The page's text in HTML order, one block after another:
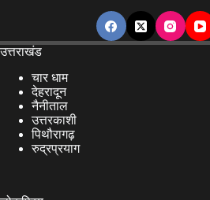
उत्तराखंड
चार धाम
देहरादून
नैनीताल
उत्तरकाशी
पिथौरागढ़
रुद्रप्रयाग